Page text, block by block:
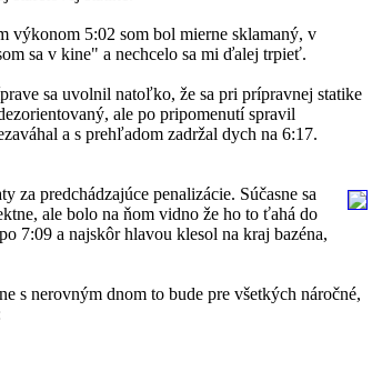
výkonom 5:02 som bol mierne sklamaný, v
sa v kine" a nechcelo sa mi ďalej trpieť.
sa uvolnil natoľko, že sa pri prípravnej statike
ale po pripomenutí spravil
a s prehľadom zadržal dych na 6:17.
predchádzajúce penalizácie. Súčasne sa
ale bolo na ňom vidno že ho to ťahá do
7:09 a najskôr hlavou klesol na kraj bazéna,
s nerovným dnom to bude pre všetkých náročné,